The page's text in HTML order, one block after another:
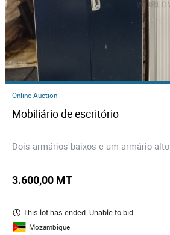
Online Auction
Mobiliário de escritório
Dois armários baixos e um armário alto
3.600,00 MT
This lot has ended. Unable to bid.
Mozambique